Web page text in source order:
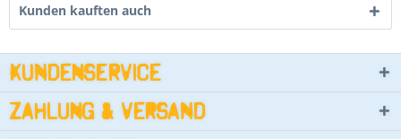
Kunden kauften auch
Kundenservice
Zahlung & Versand